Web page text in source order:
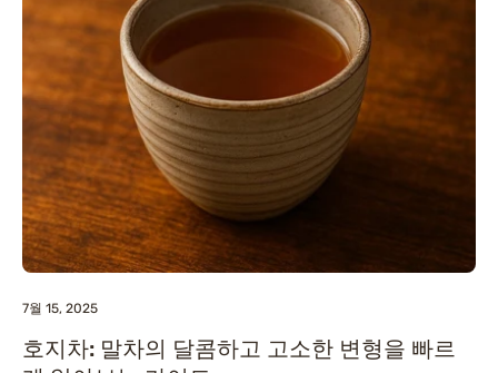
7월 15, 2025
호지차: 말차의 달콤하고 고소한 변형을 빠르